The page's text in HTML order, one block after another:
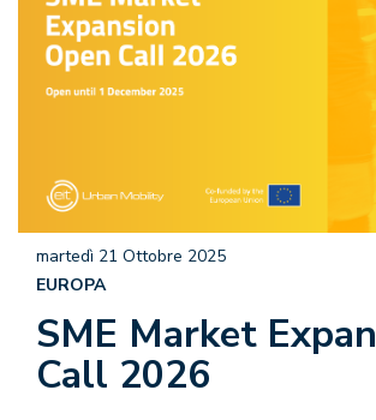
SME Market
Call 2026
martedì 21 Ottobre 2025
EUROPA